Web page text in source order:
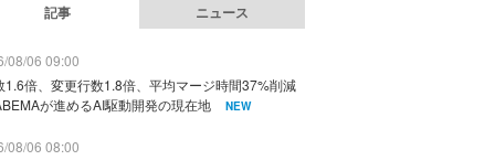
記事 ニュース
08/06 09:00
1.6倍、変更行数1.8倍、平均マージ時間37%削減
が進めるAI駆動開発の現在地
NEW
08/06 08:00